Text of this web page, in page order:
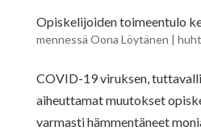
Opiskelijoiden toimeentulo
mennessä Oona Löytänen |
COVID-19 viruksen,
aiheuttamat muutokset
varmasti hämmentäneet